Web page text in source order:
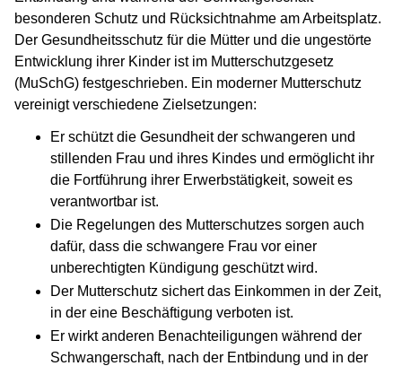
besonderen Schutz und Rücksichtnahme am Arbeitsplatz.
Der Gesundheitsschutz für die Mütter und die ungestörte
Entwicklung ihrer Kinder ist im Mutterschutzgesetz
(MuSchG) festgeschrieben. Ein moderner Mutterschutz
vereinigt verschiedene Zielsetzungen:
Er schützt die Gesundheit der schwangeren und
stillenden Frau und ihres Kindes und ermöglicht ihr
die Fortführung ihrer Erwerbstätigkeit, soweit es
verantwortbar ist.
Die Regelungen des Mutterschutzes sorgen auch
dafür, dass die schwangere Frau vor einer
unberechtigten Kündigung geschützt wird.
Der Mutterschutz sichert das Einkommen in der Zeit,
in der eine Beschäftigung verboten ist.
Er wirkt anderen Benachteiligungen während der
Schwangerschaft, nach der Entbindung und in der